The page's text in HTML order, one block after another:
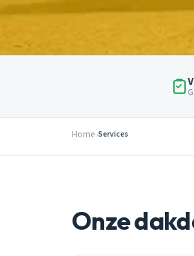
Home Services
Onze